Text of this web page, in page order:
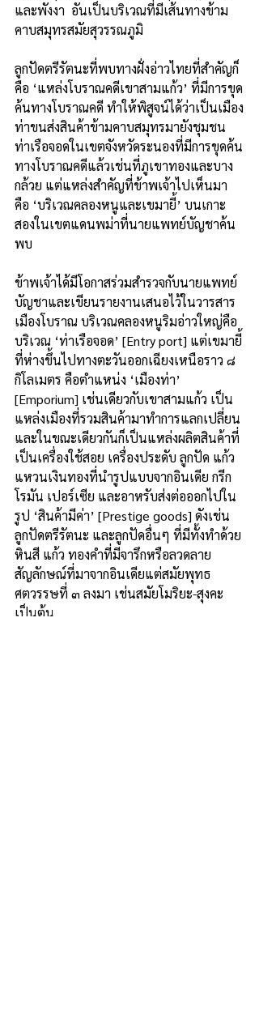
และพังงา  อันเป็นบริเวณที่มีเส้นทางข้าม
คาบสมุทรสมัยสุวรรณภูมิ
ลูกปัดตรีรัตนะที่พบทางฝั่งอ่าวไทยที่สำคัญก็
คือ ‘แหล่งโบราณคดีเขาสามแก้ว’ ที่มีการขุด
ค้นทางโบราณคดี ทำให้พิสูจน์ได้ว่าเป็นเมือง
ท่าขนส่งสินค้าข้ามคาบสมุทรมายังชุมชน
ท่าเรือจอดในเขตจังหวัดระนองที่มีการขุดค้น
ทางโบราณคดีแล้วเช่นที่ภูเขาทองและบาง
กล้วย แต่แหล่งสำคัญที่ข้าพเจ้าไปเห็นมา
คือ ‘บริเวณคลองหนูและเขมายี้’ บนเกาะ
สองในเขตแดนพม่าที่นายแพทย์บัญชาค้น
พบ
ข้าพเจ้าได้มีโอกาสร่วมสำรวจกับนายแพทย์
บัญชาและเขียนรายงานเสนอไว้ในวารสาร
เมืองโบราณ บริเวณคลองหนูริมอ่าวใหญ่คือ
บริเวณ ‘ท่าเรือจอด’ [Entry port] แต่เขมายี้
ที่ห่างขึ้นไปทางตะวันออกเฉียงเหนือราว ๘
กิโลเมตร คือตำแหน่ง ‘เมืองท่า’
[Emporium] เช่นเดียวกับเขาสามแก้ว เป็น
แหล่งเมืองที่รวมสินค้ามาทำการแลกเปลี่ยน
และในขณะเดียวกันก็เป็นแหล่งผลิตสินค้าที่
เป็นเครื่องใช้สอย เครื่องประดับ ลูกปัด แก้ว
แหวนเงินทองที่นำรูปแบบจากอินเดีย กรีก
โรมัน เปอร์เซีย และอาหรับส่งต่อออกไปใน
รูป ‘สินค้ามีค่า’ [Prestige goods] ดังเช่น
ลูกปัดตรีรัตนะ และลูกปัดอื่นๆ ที่มีทั้งทำด้วย
หินสี แก้ว ทองคำที่มีจารึกหรือลวดลาย
สัญลักษณ์ที่มาจากอินเดียแต่สมัยพุทธ
ศตวรรษที่ ๓ ลงมา เช่นสมัยโมริยะ-สุงคะ
เป็นต้น